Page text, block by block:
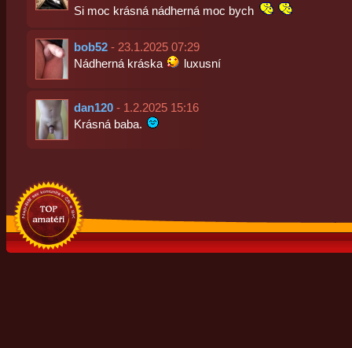
Si moc krásná nádherná moc bych
bob52- 23.1.2025 07:29
Nádherná kráska
luxusní
dan120- 1.2.2025 15:16
Krásná baba.